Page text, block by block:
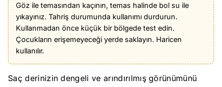
Göz ile temasından kaçının, temas halinde bol su ile
yıkayınız. Tahriş durumunda kullanımı durdurun.
Kullanmadan önce küçük bir bölgede test edin.
Çocukların erişemeyeceği yerde saklayın. Haricen
kullanılır.
Saç derinizin dengeli ve arındırılmış görünümünü